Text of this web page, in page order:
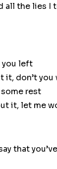
all the lies I
you left
it, don’t
rest
it, let me
that